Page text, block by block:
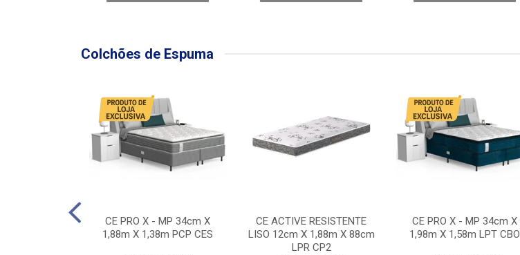
Colchões de Espuma
CE PRO X - MP 34cm X
1,88m X 1,38m PCP CES
CE ACTIVE RESISTENTE
LISO 12cm X 1,88m X 88cm
LPR CP2
CE PRO X - MP 34cm X
1,98m X 1,58m LPT CBO